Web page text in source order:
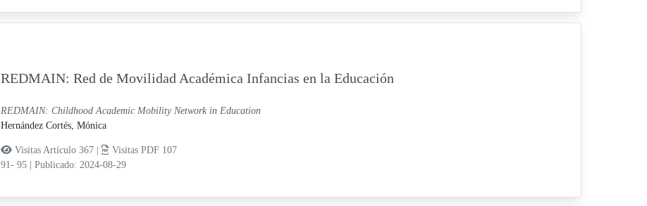
REDMAIN: Red de Movilidad Académica Infancias en la Educación
REDMAIN: Childhood Academic Mobility Network in Education
Hernández Cortés, Mónica
Visitas Artículo 367 |
Visitas PDF 107
91- 95
Publicado: 2024-08-29